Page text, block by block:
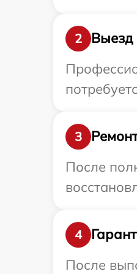
2
Выезд
3
После
4
После